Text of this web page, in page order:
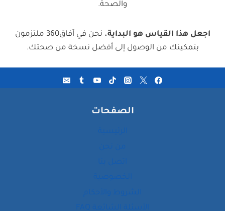
والصحة.
اجعل هذا القياس هو البداية.
نحن في آفاق360 ملتزمون
بتمكينك من الوصول إلى أفضل نسخة من صحتك.
الصفحات